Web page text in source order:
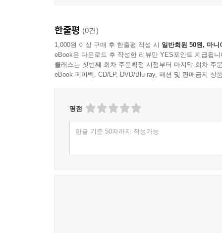
한줄평 (0건)
1,000원 이상 구매 후 한줄평 작성 시 일반회원 50원, 마니
eBook은 다운로드 후 작성한 리뷰만 YES포인트 지급됩니
클래스는 첫번째 회차 주문확정 시점부터 마지막 회차 주
eBook 페이백, CD/LP, DVD/Blu-ray, 패션 및 판매금지 상
평점
한글 기준 50자까지 작성가능